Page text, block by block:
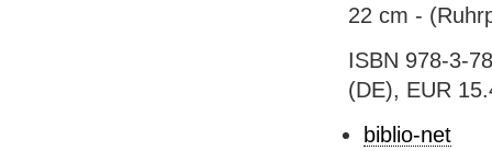
22 cm -
ISBN 978-3-
(DE), EUR
biblio-net